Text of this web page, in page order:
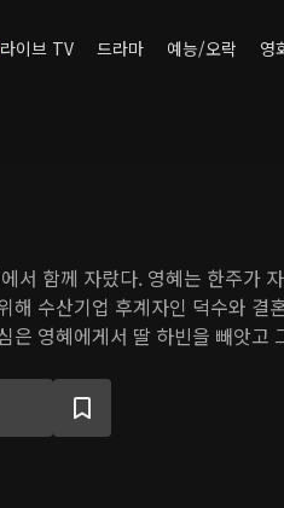
라이브 TV 드라마 예능/오락 영
서 함께 자랐다. 영혜는 한주가
해 수산기업 후계자인 덕수와 결
은 영혜에게서 딸 하빈을 빼앗고
고, 한주는 아이를 데려와 '백원'이
게 입양된 여섯 아이와 형제자매